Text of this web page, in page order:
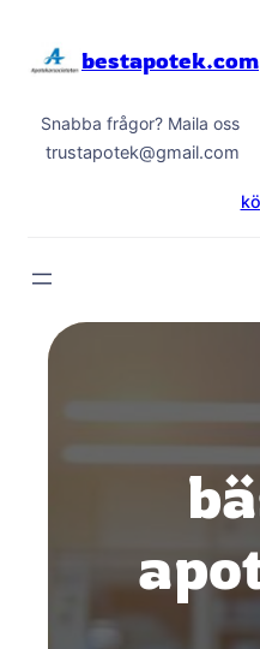
bestapotek.com
Snabba frågor? Maila oss
trustapotek@gmail.com